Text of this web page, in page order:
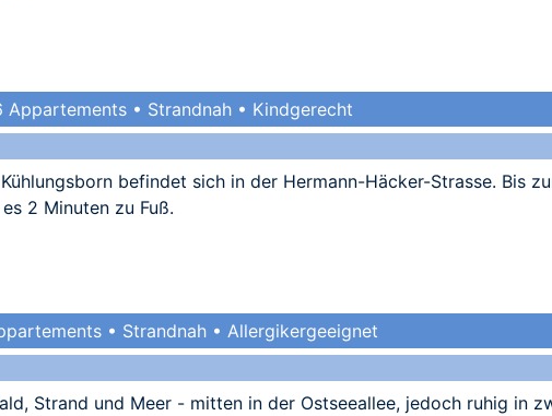
Appartements • Strandnah • Kindgerecht
befindet sich in der Hermann-Häcker-Strasse. Bis
2 Minuten zu Fuß.
• Strandnah • Allergikergeeignet
Strand und Meer - mitten in der Ostseeallee, jedoch ruhig in